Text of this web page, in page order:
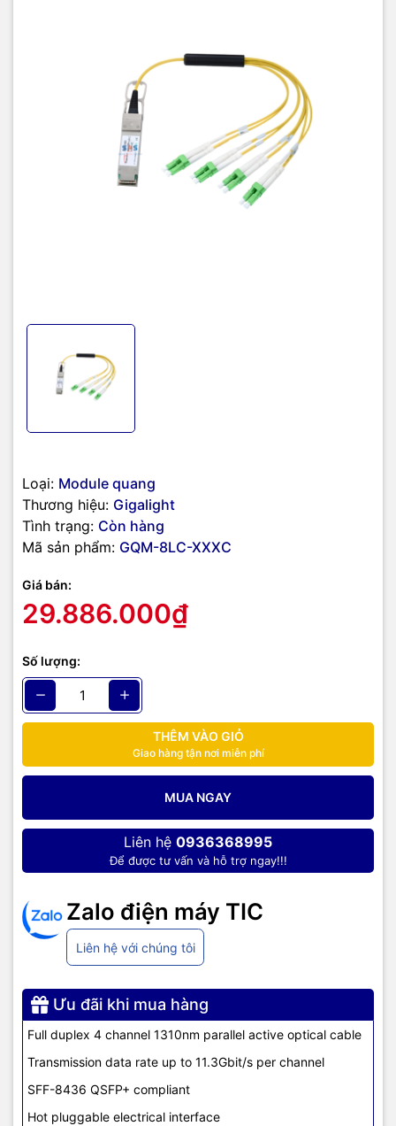
Loại: Module quang
Thương hiệu: Gigalight
Tình trạng: Còn hàng
Mã sản phẩm: GQM-8LC-XXXC
Giá bán:
29.886.000₫
Số lượng:
THÊM VÀO GIỎ
Giao hàng tận nơi miễn phí
MUA NGAY
Liên hệ 0936368995
Để được tư vấn và hỗ trợ ngay!!!
Zalo điện máy TIC
Liên hệ với chúng tôi
Ưu đãi khi mua hàng
Full duplex 4 channel 1310nm parallel active optical cable
Transmission data rate up to 11.3Gbit/s per channel
SFF-8436 QSFP+ compliant
Hot pluggable electrical interface